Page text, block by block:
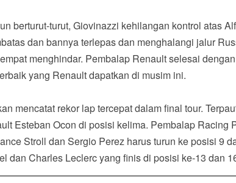
berturut-turut, Giovinazzi kehilangan kontrol atas
dan bannya terlepas dan menghalangi jalur
menghindar. Pembalap Renault selesai
yang Renault dapatkan di musim ini.
mencatat rekor lap tercepat dalam final tour.
Esteban Ocon di posisi kelima. Pembalap Racing
Stroll dan Sergio Perez harus turun ke posisi 9
dan Charles Leclerc yang finis di posisi ke-13 dan